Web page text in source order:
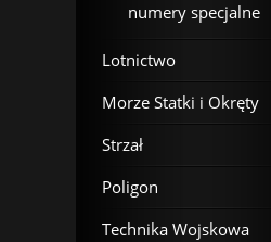
numery specjalne
Lotnictwo
Morze Statki i Okręty
Strzał
Poligon
Technika Wojskowa